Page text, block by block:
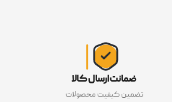
ضمانت ارسال کالا
تضمین کیفیت محصولات